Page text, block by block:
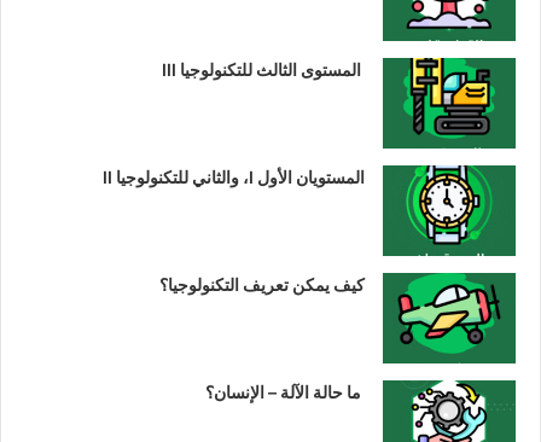
المستوى الثالث للتكنولوجيا III
المستويان الأول I، والثاني للتكنولوجيا II
كيف يمكن تعريف التكنولوجيا؟
ما حالة الآلة – الإنسان؟